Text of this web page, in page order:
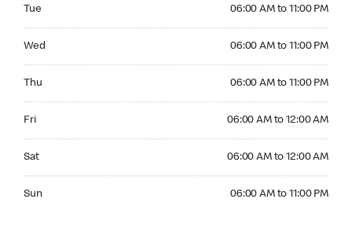
Tue 06:00 AM to 11:00 PM
Wed 06:00 AM to 11:00 PM
Thu 06:00 AM to 11:00 PM
Fri 06:00 AM to 12:00 AM
Sat 06:00 AM to 12:00 AM
Sun 06:00 AM to 11:00 PM